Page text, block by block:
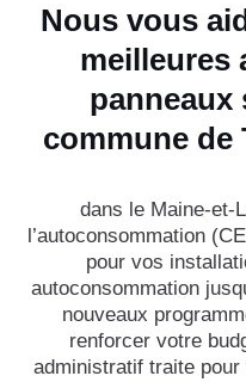
Nous vous
meilleures
panneaux
commune de
dans le Maine-et-
l’autoconsommation
pour vos
autoconsommation
nouveaux
renforcer votre
administratif traite